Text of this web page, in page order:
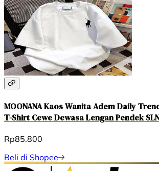
MOONANA Kaos Wanita Adem Daily
T-Shirt Cewe Dewasa Lengan Pendek
Rp85.800
Beli di Shopee